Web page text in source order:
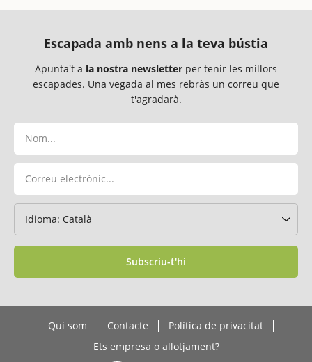
Escapada amb nens a la teva bústia
Apunta't a la nostra newsletter per tenir les millors
escapades. Una vegada al mes rebràs un correu que
t'agradarà.
Subscriu-t'hi
Qui som Contacte
Política de privacitat
Ets empresa o allotjament?